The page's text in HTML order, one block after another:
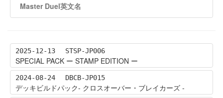
Master Duel英文名
2025-12-13 STSP-JP006
SPECIAL PACK ー STAMP EDITION ー
2024-08-24 DBCB-JP015
デッキビルドパック- クロスオーバー・ブレイカーズ -